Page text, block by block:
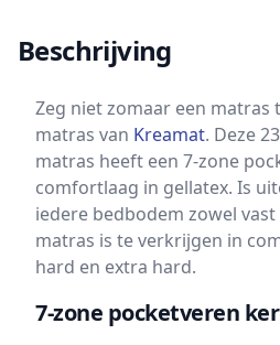
Beschrijving
Zeg niet zomaar een matras
matras van Kreamat. Deze
matras heeft een 7-zone
comfortlaag in gellatex. Is
iedere bedbodem zowel
matras is te verkrijgen in
hard en extra hard.
7-zone pocketveren